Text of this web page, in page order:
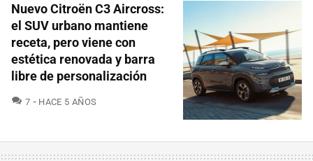
Nuevo Citroën C3 Aircross:
el SUV urbano mantiene
receta, pero viene con
estética renovada y barra
libre de personalización
7 COMENTARIOS
HACE 5 AÑOS